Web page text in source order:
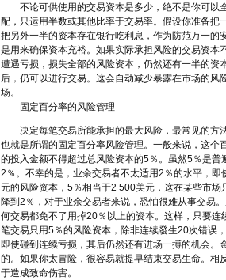
不论可供使用的交易资本是多少，绝不是你可以
配，只运用半数或其他比率于交易率。假设你准备把
把另外一半的资本存在银行吃利息，作为防范万一的
是用来确保资本充裕。如果实际承担风险的交易资
遭遇亏损，损失全部的风险资本，仍然还有一半的资
后，仍可以进行交易。这会自动减少暴露在市场的
场。
固定百分率的风险管理
决定每笔交易所能承担的最大风险，最常见的方
也就是所谓的固定百分率风险管理。一般来说，这
的投入金额不得超过总风险资本的5％。虽然5％是普
2％。不幸的是，业余交易者不太适用2％的水平，
元的风险资本，5％相当于2 500美元，这在某些市
降到2％，对于业余交易者来说，恐怕很难从事交易
何交易都免不了用掉20％以上的资本。这样，只要
笔交易只用5％的风险资本，除非连续發生20次错误
即使碰到连续亏损，其后仍然还有进场一搏的机会
的。如果你太冒险，很容易就提早结束交易生命。相
于造成致命伤害。